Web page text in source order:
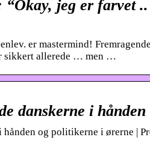
jeg er farvet
er mastermind!
sikkert allerede … men …
danskerne i
og politikerne i ørerne |